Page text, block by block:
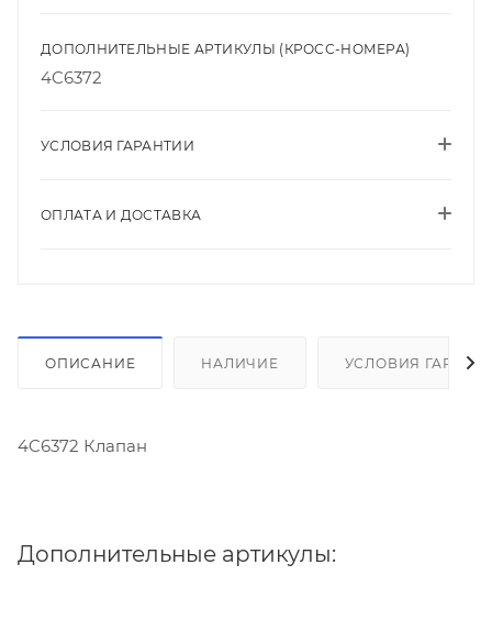
ДОПОЛНИТЕЛЬНЫЕ АРТИКУЛЫ (КРОСС-НОМЕРА)
4C6372
УСЛОВИЯ ГАРАНТИИ
ОПЛАТА И ДОСТАВКА
ОПИСАНИЕ НАЛИЧИЕ УСЛОВИЯ
4C6372 Клапан
Дополнительные артикулы: